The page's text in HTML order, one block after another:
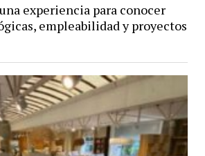
experiencia para conocer
empleabilidad y proyectos